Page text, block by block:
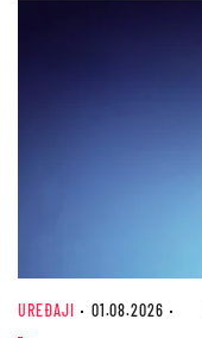
UREĐAJI 01.08.2026